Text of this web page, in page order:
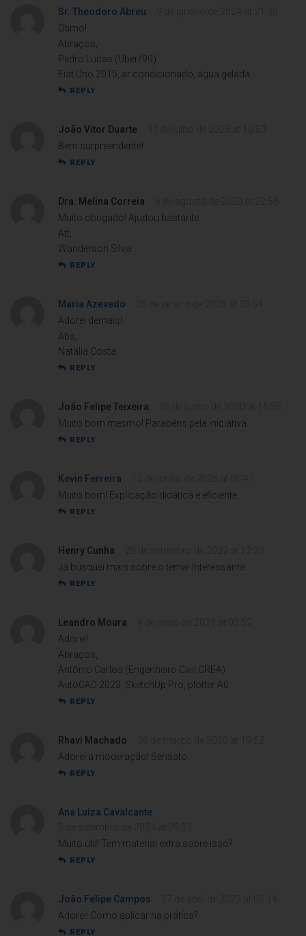
Sr. Theodoro Abreu
Ótimo!
Abraços,
Pedro Lucas (Uber/99)
Fiat Uno 2015, ar condicionado, água gelada
REPLY
João Vitor Duarte
Bem surpreendente!
REPLY
Dra. Melina Correia
Muito obrigado! Ajudou bastante.
Att,
Wanderson Silva
REPLY
Maria Azevedo
Adorei demais!
Abs,
Natália Costa
REPLY
João Felipe Teixeira
Muito bom mesmo! Parabéns pela iniciativa.
REPLY
Kevin Ferreira
Muito bom! Explicação didática e eficiente.
REPLY
Henry Cunha
Já busquei mais sobre o tema! Interessante.
REPLY
Leandro Moura
Adorei!
Abraços,
Antônio Carlos (Engenheiro Civil CREA)
AutoCAD 2023, SketchUp Pro, plotter A0
REPLY
Rhavi Machado
Adorei a moderação! Sensato.
REPLY
Ana Luiza Cavalcante
Muito útil! Tem material extra sobre isso?
REPLY
João Felipe Campos
Adorei! Como aplicar na prática?
REPLY